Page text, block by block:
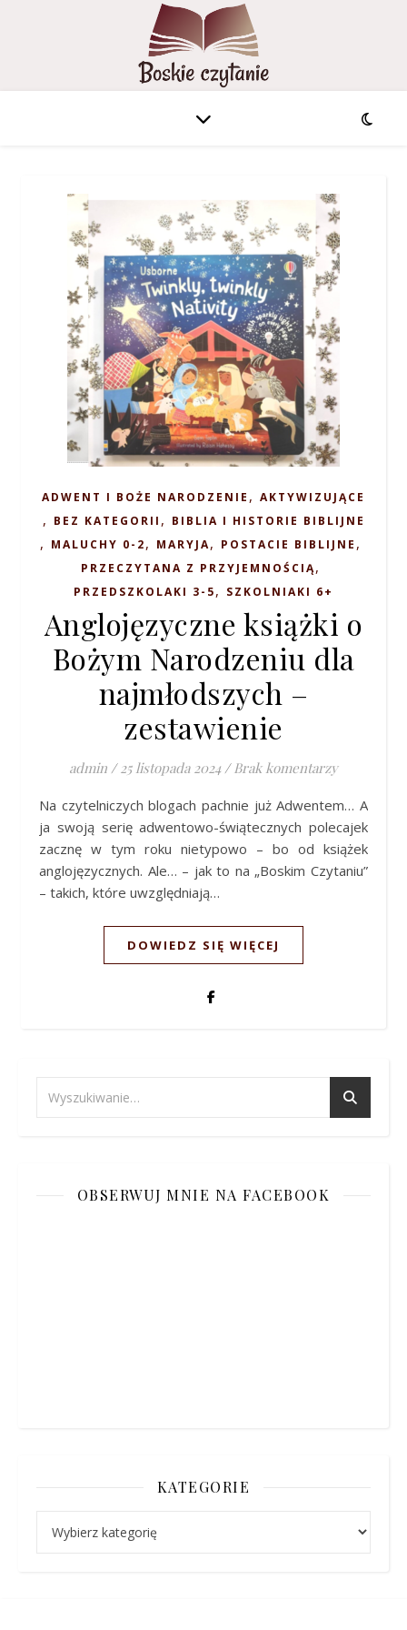
ADWENT I BOŻE NARODZENIE , AKTYWIZUJĄCE
, BEZ KATEGORII , BIBLIA I HISTORIE BIBLIJNE
, MALUCHY 0-2, MARYJA, POSTACIE BIBLIJNE ,
PRZECZYTANA Z PRZYJEMNOŚCIĄ,
PRZEDSZKOLAKI 3-5, SZKOLNIAKI 6+
Anglojęzyczne książki o
Bożym Narodzeniu dla
najmłodszych –
zestawienie
admin / 25 listopada 2024 / Brak komentarzy
Na czytelniczych blogach pachnie już Adwentem… A
ja swoją serię adwentowo-świątecznych polecajek
zacznę w tym roku nietypowo – bo od książek
anglojęzycznych. Ale… – jak to na „Boskim Czytaniu”
– takich, które uwzględniają…
DOWIEDZ SIĘ WIĘCEJ
OBSERWUJ MNIE NA FACEBOOK
KATEGORIE